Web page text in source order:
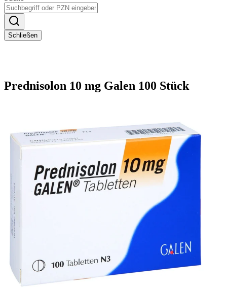
Schließen
Prednisolon 10 mg Galen 100 Stück